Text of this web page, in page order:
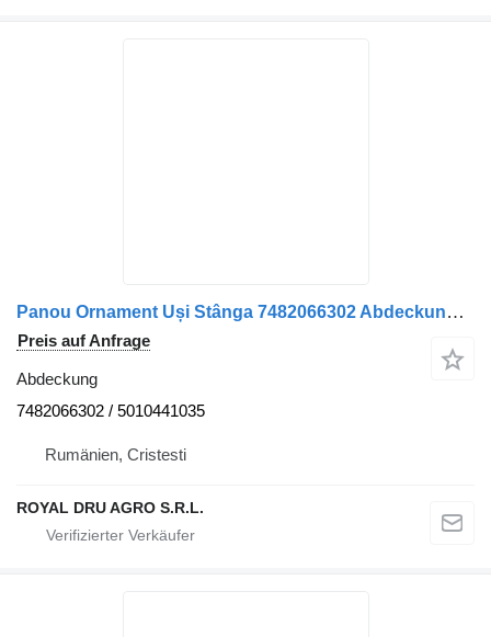
Panou Ornament Uși Stânga 7482066302 Abdeckung für Renault LKW
Preis auf Anfrage
Abdeckung
7482066302 / 5010441035
Rumänien, Cristesti
ROYAL DRU AGRO S.R.L.